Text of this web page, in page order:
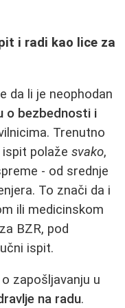
i radi kao lice za
da li je neophodan
o bezbednosti i
Trenutno
polaže svako,
- od srednje
To znači da i
ili medicinskom
BZR, pod
ispit.
zapošljavanju u
na radu.